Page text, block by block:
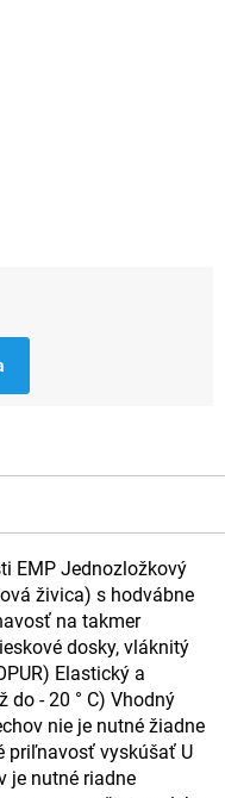
EMP Jednozložkový
živica) s hodvábne
na takmer
dosky, vláknitý
Elastický a
- 20 ° C) Vhodný
nie je nutné žiadne
priľnavosť vyskúšať U
je nutné riadne